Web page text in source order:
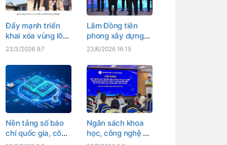
Đẩy mạnh triển
khai xóa vùng lõm
sóng phía Tây
23/3/2026 9:7
Lâm Đồng tiên
phong xây dựng
hạ tầng internet
23/6/2026 16:15
Nền tảng số báo
chí quốc gia, công
Ngân sách khoa
học, công nghệ sẽ